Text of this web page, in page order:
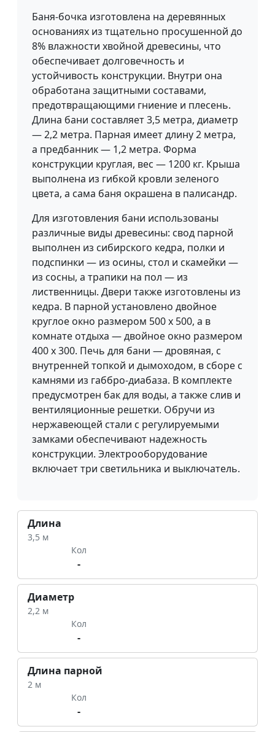
Баня-бочка изготовлена на деревянных
основаниях из тщательно просушенной до
8% влажности хвойной древесины, что
обеспечивает долговечность и
устойчивость конструкции. Внутри она
обработана защитными составами,
предотвращающими гниение и плесень.
Длина бани составляет 3,5 метра, диаметр
— 2,2 метра. Парная имеет длину 2 метра,
а предбанник — 1,2 метра. Форма
конструкции круглая, вес — 1200 кг. Крыша
выполнена из гибкой кровли зеленого
цвета, а сама баня окрашена в палисандр.
Для изготовления бани использованы
различные виды древесины: свод парной
выполнен из сибирского кедра, полки и
подспинки — из осины, стол и скамейки —
из сосны, а трапики на пол — из
лиственницы. Двери также изготовлены из
кедра. В парной установлено двойное
круглое окно размером 500 х 500, а в
комнате отдыха — двойное окно размером
400 х 300. Печь для бани — дровяная, с
внутренней топкой и дымоходом, в сборе с
камнями из габбро-диабаза. В комплекте
предусмотрен бак для воды, а также слив и
вентиляционные решетки. Обручи из
нержавеющей стали с регулируемыми
замками обеспечивают надежность
конструкции. Электрооборудование
включает три светильника и выключатель.
Длина
3,5 м
Кол
-
Диаметр
2,2 м
Кол
-
Длина парной
2 м
Кол
-